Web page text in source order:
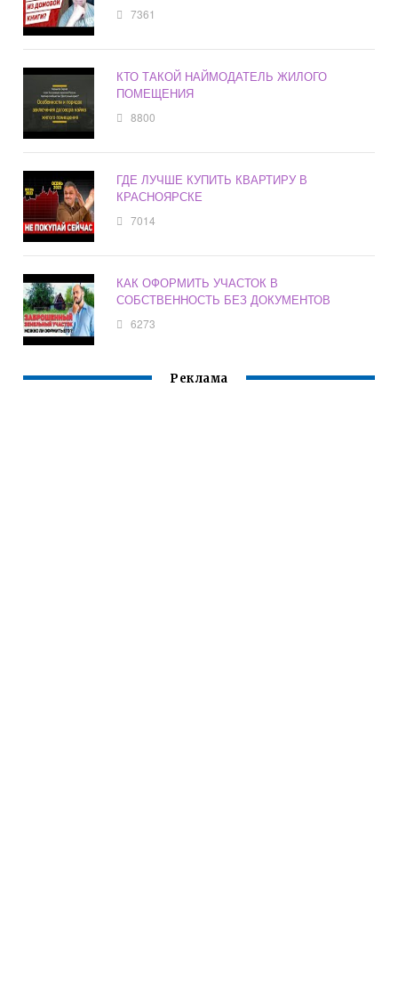
7361
КТО ТАКОЙ НАЙМОДАТЕЛЬ ЖИЛОГО
ПОМЕЩЕНИЯ
8800
ГДЕ ЛУЧШЕ КУПИТЬ КВАРТИРУ В
КРАСНОЯРСКЕ
7014
КАК ОФОРМИТЬ УЧАСТОК В
СОБСТВЕННОСТЬ БЕЗ ДОКУМЕНТОВ
6273
Реклама